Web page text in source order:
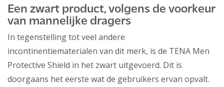
Een zwart product, volgens de voorkeur
van mannelijke dragers
In tegenstelling tot veel andere
incontinentiematerialen van dit merk, is de TENA Men
Protective Shield in het zwart uitgevoerd. Dit is
doorgaans het eerste wat de gebruikers ervan opvalt.